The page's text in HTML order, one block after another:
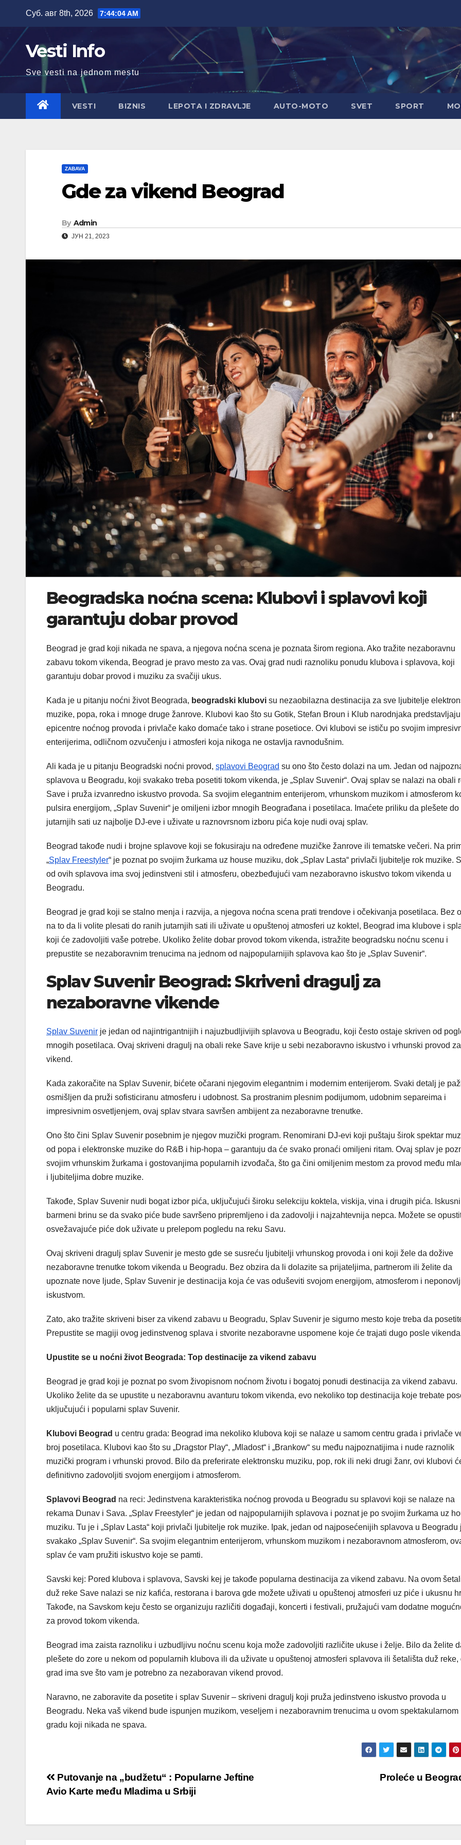
content
Суб. авг 8th, 2026 7:44:05 AM
Vesti Info
Sve vesti na jednom mestu
VESTI BIZNIS LEPOTA I ZDRAVLJE AUTO-MOTO SVET SPORT
ZABAVA
Gde za vikend Beograd
By Admin
ЈУН 21, 2023
Beogradska noćna scena: Klubovi i splavovi koji
garantuju dobar provod
Beograd je grad koji nikada ne spava, a njegova noćna scena je poznata širom regiona. Ako tražite nezaboravnu
zabavu tokom vikenda, Beograd je pravo mesto za vas. Ovaj grad nudi raznoliku ponudu klubova i splavova, koji
garantuju dobar provod i muziku za svačiji ukus.
Kada je u pitanju noćni život Beograda, beogradski klubovi su nezaobilazna destinacija za sve ljubitelje
muzike, popa, roka i mnoge druge žanrove. Klubovi kao što su Gotik, Stefan Broun i Klub narodnjaka predstavljaju
epicentre noćnog provoda i privlače kako domaće tako i strane posetioce. Ovi klubovi se ističu po svojim
enterijerima, odličnom ozvučenju i atmosferi koja nikoga ne ostavlja ravnodušnim.
Ali kada je u pitanju Beogradski noćni provod, splavovi Beograd su ono što često dolazi na um. Jedan od
splavova u Beogradu, koji svakako treba posetiti tokom vikenda, je „Splav Suvenir“. Ovaj splav se nalazi na obali
Save i pruža izvanredno iskustvo provoda. Sa svojim elegantnim enterijerom, vrhunskom muzikom i atmosferom
pulsira energijom, „Splav Suvenir“ je omiljeni izbor mnogih Beograđana i posetilaca. Imaćete priliku da plešete do
jutarnjih sati uz najbolje DJ-eve i uživate u raznovrsnom izboru pića koje nudi ovaj splav.
Beograd takođe nudi i brojne splavove koji se fokusiraju na određene muzičke žanrove ili tematske večeri. Na
„Splav Freestyler“ je poznat po svojim žurkama uz house muziku, dok „Splav Lasta“ privlači ljubitelje rok muzike.
od ovih splavova ima svoj jedinstveni stil i atmosferu, obezbeđujući vam nezaboravno iskustvo tokom vikenda u
Beogradu.
Beograd je grad koji se stalno menja i razvija, a njegova noćna scena prati trendove i očekivanja posetilaca. Bez
na to da li volite plesati do ranih jutarnjih sati ili uživate u opuštenoj atmosferi uz koktel, Beograd ima klubove i
koji će zadovoljiti vaše potrebe. Ukoliko želite dobar provod tokom vikenda, istražite beogradsku noćnu scenu i
prepustite se nezaboravnim trenucima na jednom od najpopularnijih splavova kao što je „Splav Suvenir“.
Splav Suvenir Beograd: Skriveni dragulj za
nezaboravne vikende
Splav Suvenir je jedan od najintrigantnijih i najuzbudljivijih splavova u Beogradu, koji često ostaje skriven od
mnogih posetilaca. Ovaj skriveni dragulj na obali reke Save krije u sebi nezaboravno iskustvo i vrhunski provod za
vikend.
Kada zakoračite na Splav Suvenir, bićete očarani njegovim elegantnim i modernim enterijerom. Svaki detalj je
osmišljen da pruži sofisticiranu atmosferu i udobnost. Sa prostranim plesnim podijumom, udobnim separeima i
impresivnim osvetljenjem, ovaj splav stvara savršen ambijent za nezaboravne trenutke.
Ono što čini Splav Suvenir posebnim je njegov muzički program. Renomirani DJ-evi koji puštaju širok spektar
od popa i elektronske muzike do R&B i hip-hopa – garantuju da će svako pronaći omiljeni ritam. Ovaj splav je
svojim vrhunskim žurkama i gostovanjima popularnih izvođača, što ga čini omiljenim mestom za provod među
i ljubiteljima dobre muzike.
Takođe, Splav Suvenir nudi bogat izbor pića, uključujući široku selekciju koktela, viskija, vina i drugih pića. Iskusni
barmeni brinu se da svako piće bude savršeno pripremljeno i da zadovolji i najzahtevnija nepca. Možete se
osvežavajuće piće dok uživate u prelepom pogledu na reku Savu.
Ovaj skriveni dragulj splav Suvenir je mesto gde se susreću ljubitelji vrhunskog provoda i oni koji žele da dožive
nezaboravne trenutke tokom vikenda u Beogradu. Bez obzira da li dolazite sa prijateljima, partnerom ili želite da
upoznate nove ljude, Splav Suvenir je destinacija koja će vas oduševiti svojom energijom, atmosferom i
iskustvom.
Zato, ako tražite skriveni biser za vikend zabavu u Beogradu, Splav Suvenir je sigurno mesto koje treba da
Prepustite se magiji ovog jedinstvenog splava i stvorite nezaboravne uspomene koje će trajati dugo posle
Upustite se u noćni život Beograda: Top destinacije za vikend zabavu
Beograd je grad koji je poznat po svom živopisnom noćnom životu i bogatoj ponudi destinacija za vikend zabavu.
Ukoliko želite da se upustite u nezaboravnu avanturu tokom vikenda, evo nekoliko top destinacija koje trebate
uključujući i popularni splav Suvenir.
Klubovi Beograd u centru grada: Beograd ima nekoliko klubova koji se nalaze u samom centru grada i privlače
broj posetilaca. Klubovi kao što su „Dragstor Play“, „Mladost“ i „Brankow“ su među najpoznatijima i nude raznolik
muzički program i vrhunski provod. Bilo da preferirate elektronsku muziku, pop, rok ili neki drugi žanr, ovi klubovi
definitivno zadovoljiti svojom energijom i atmosferom.
Splavovi Beograd na reci: Jedinstvena karakteristika noćnog provoda u Beogradu su splavovi koji se nalaze na
rekama Dunav i Sava. „Splav Freestyler“ je jedan od najpopularnijih splavova i poznat je po svojim žurkama uz
muziku. Tu je i „Splav Lasta“ koji privlači ljubitelje rok muzike. Ipak, jedan od najposećenijih splavova u Beogradu
svakako „Splav Suvenir“. Sa svojim elegantnim enterijerom, vrhunskom muzikom i nezaboravnom atmosferom,
splav će vam pružiti iskustvo koje se pamti.
Savski kej: Pored klubova i splavova, Savski kej je takođe popularna destinacija za vikend zabavu. Na ovom
duž reke Save nalazi se niz kafića, restorana i barova gde možete uživati u opuštenoj atmosferi uz piće i ukusnu
Takođe, na Savskom keju često se organizuju različiti događaji, koncerti i festivali, pružajući vam dodatne
za provod tokom vikenda.
Beograd ima zaista raznoliku i uzbudljivu noćnu scenu koja može zadovoljiti različite ukuse i želje. Bilo da želite
plešete do zore u nekom od popularnih klubova ili da uživate u opuštenoj atmosferi splavova ili šetališta duž reke,
grad ima sve što vam je potrebno za nezaboravan vikend provod.
Naravno, ne zaboravite da posetite i splav Suvenir – skriveni dragulj koji pruža jedinstveno iskustvo provoda u
Beogradu. Neka vaš vikend bude ispunjen muzikom, veseljem i nezaboravnim trenucima u ovom spektakularnom
gradu koji nikada ne spava.
Кретање
Proleće u
Putovanje na „budžetu“ : Popularne Jeftine
Avio Karte među Mladima u Srbiji